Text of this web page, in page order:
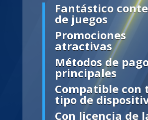
Fantástico
de juegos
Promociones
atractivas
Métodos de
principales
Compatible con
tipo de
Con licencia de